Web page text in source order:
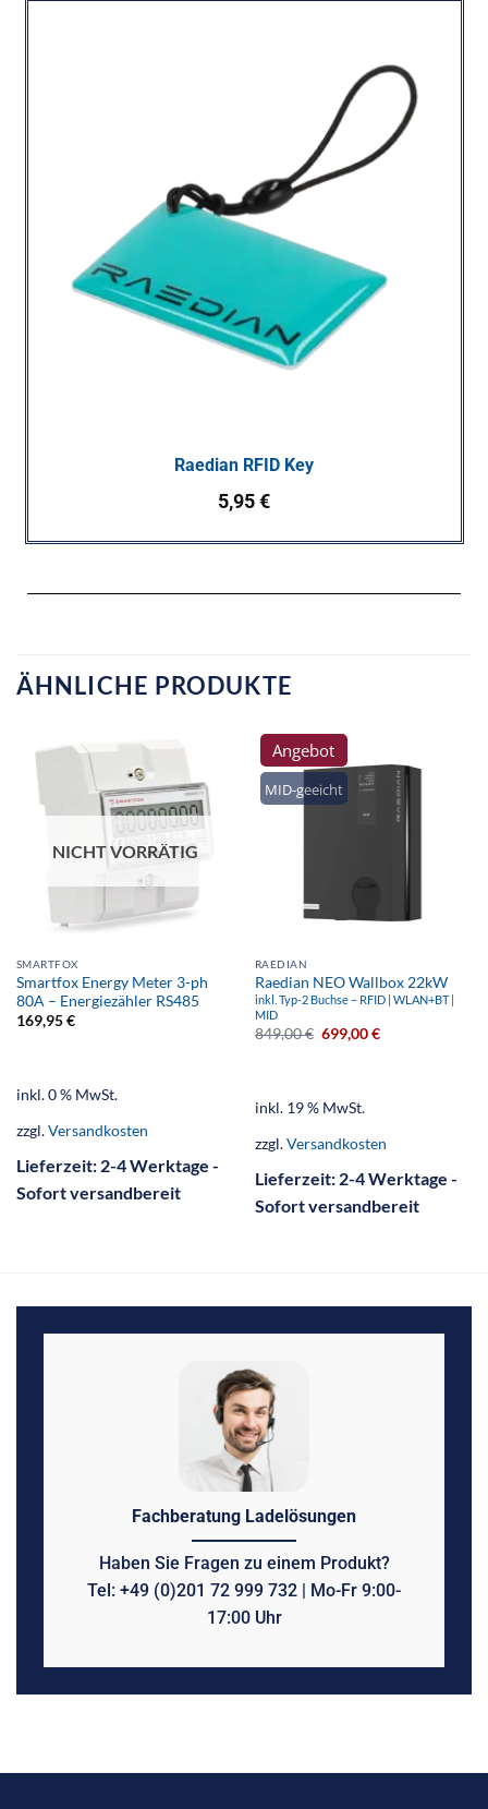
Raedian RFID Key
5,95€
ÄHNLICHE PRODUKTE
NICHT VORRÄTIG
SMARTFOX
Smartfox Energy Meter 3-ph
80A – Energiezähler RS485
169,95€
inkl. 0 % MwSt.
zzgl.Versandkosten
Lieferzeit: 2-4 Werktage -
Sofort versandbereit
Angebot
MID-geeicht
RAEDIAN
Raedian NEO Wallbox 22kW
inkl. Typ-2 Buchse – RFID | WLAN+BT |
MID
849,00€ 699,00€
inkl. 19 % MwSt.
zzgl.Versandkosten
Lieferzeit: 2-4 Werktage -
Sofort versandbereit
Fachberatung Ladelösungen
Haben Sie Fragen zu einem Produkt?
Tel: +49 (0)201 72 999 732 | Mo-Fr 9:00-
17:00 Uhr